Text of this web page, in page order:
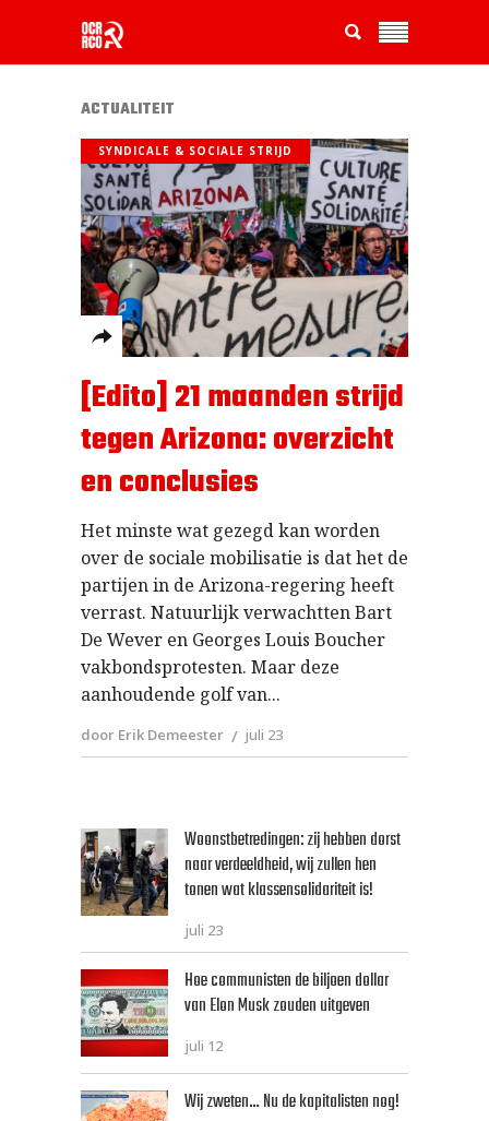
ACTUALITEIT
SYNDICALE & SOCIALE STRIJD
[Edito] 21 maanden strijd
tegen Arizona: overzicht
en conclusies
Het minste wat gezegd kan worden
over de sociale mobilisatie is dat het de
partijen in de Arizona-regering heeft
verrast. Natuurlijk verwachtten Bart
De Wever en Georges Louis Boucher
vakbondsprotesten. Maar deze
aanhoudende golf van
door Erik Demeester juli 23
Woonstbetredingen: zij hebben dorst
naar verdeeldheid, wij zullen hen
tonen wat klassensolidariteit is!
juli 23
Hoe communisten de biljoen dollar
van Elon Musk zouden uitgeven
juli 12
Wij zweten… Nu de kapitalisten nog!